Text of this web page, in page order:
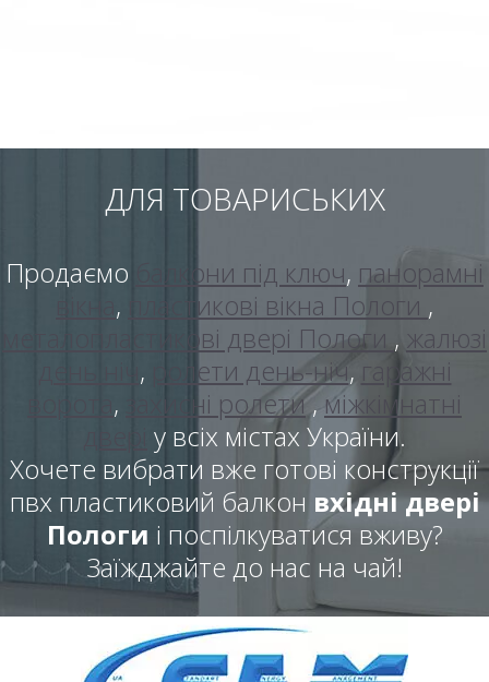
ДЛЯ ТОВАРИСЬКИХ
Продаємо балкони під ключ, панорамні
, пластикові вікна Пологи ,
металопластикові двері Пологи , жалюзі
, ролети день-ніч, гаражні
, захисні ролети, міжкімнатні
у всіх містах України.
Хочете вибрати вже готові конструкції
пвх пластиковий балкон вхідні двері
Пологи і поспілкуватися вживу?
Заїжджайте до нас на чай!